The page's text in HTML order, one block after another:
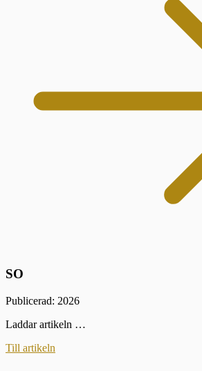
SO
Publicerad: 2026
Laddar artikeln …
Till artikeln